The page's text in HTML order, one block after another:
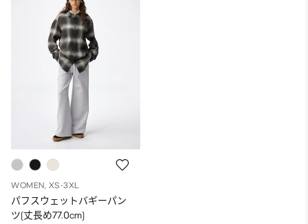
WOMEN, XS-3XL
パフスウェットバギーパン
ツ(丈長め77.0cm)